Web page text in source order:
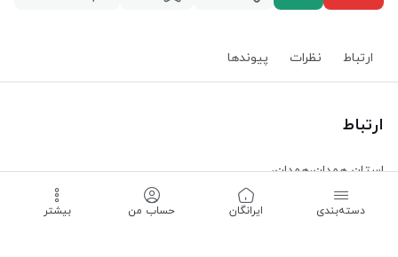
ارتباط نظرات پیوند‌ها
ارتباط
استان همدان،همدان،
باز است -
دسته‌بندی ‌ایرانگان حساب من بیشتر